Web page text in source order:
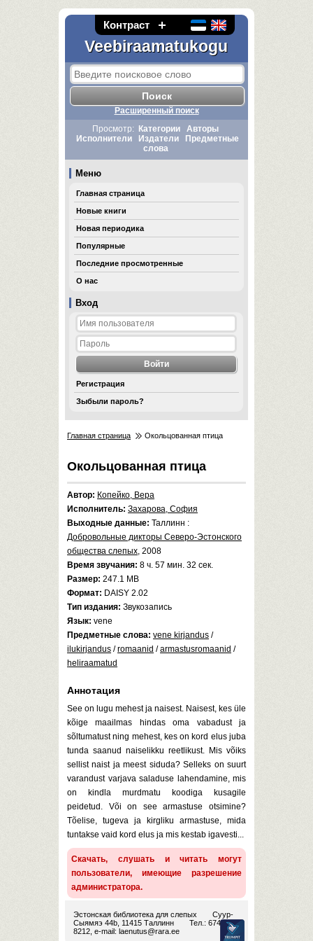
Контраст
Veebiraamatukogu
Вход
Регистрация
Зыбыли пароль?
Расширенный поиск
Просмотр:
Категории
Авторы
Исполнители
Издатели
Предметные
слова
Меню
Главная страница
Новые книги
Новая периодика
Популярные
Последние просмотренные
О нас
Главная страница Окольцованная птица
Окольцованная птица
Автор: Копейко, Вера
Исполнитель: Захарова, София
Выходные данные: Таллинн :
Добровольные дикторы Северо-Эстонского
общества слепых, 2008
Время звучания: 8 ч. 57 мин. 32 сек.
Размер: 247.1 MB
Формат: DAISY 2.02
Тип издания: Звукозапись
Язык: vene
Предметные слова: vene kirjandus /
ilukirjandus /romaanid /armastusromaanid /
heliraamatud
Аннотация
See on lugu mehest ja naisest. Naisest, kes üle
kõige maailmas hindas oma vabadust ja
sõltumatust ning mehest, kes on kord elus juba
tunda saanud naiselikku reetlikust. Mis võiks
sellist naist ja meest siduda? Selleks on suurt
varandust varjava saladuse lahendamine, mis
on kindla murdmatu koodiga kusagile
peidetud. Või on see armastuse otsimine?
Tõelise, tugeva ja kirgliku armastuse, mida
tuntakse vaid kord elus ja mis kestab igavesti...
Скачать, слушать и читать могут
пользователи, имеющие разрешение
администратора.
Эстонская библиотека для слепых
Суур-
Сыямяэ 44b, 11415 Таллинн
Тел.: 674
8212, e-mail: laenutus@rara.ee